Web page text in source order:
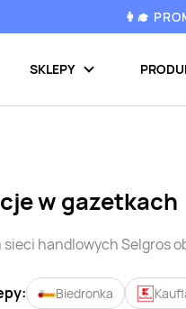
👩‍🎓
SKLEPY
w gazetkach
sieci handlowychSelgros
Biedronka